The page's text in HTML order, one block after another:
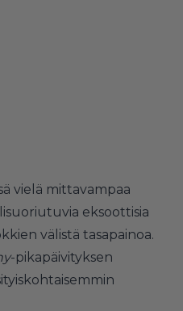
vielä mittavampaa
eksoottisia
välistä tasapainoa.
-pikapäivityksen